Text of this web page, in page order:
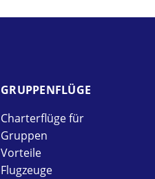
GRUPPEN­FLÜGE
Charterflüge für
Gruppen
Vorteile
Flugzeuge